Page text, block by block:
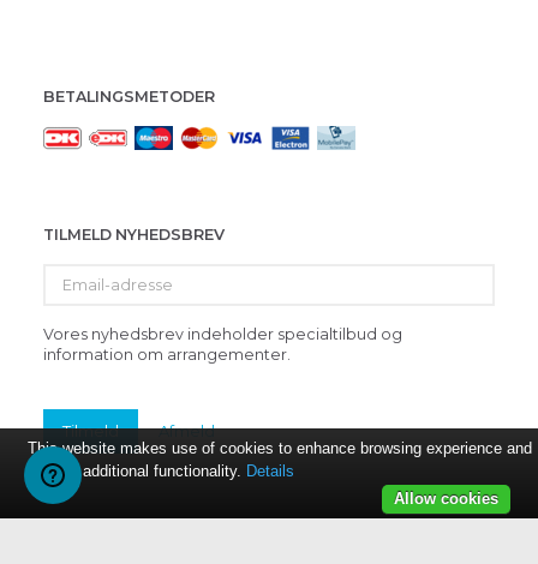
BETALINGSMETODER
TILMELD NYHEDSBREV
adresse
Vores nyhedsbrev indeholder specialtilbud og
information om arrangementer.
Tilmeld Afmeld
This website makes use of cookies to enhance browsing experience and
provide additional functionality. Details
Allow cookies